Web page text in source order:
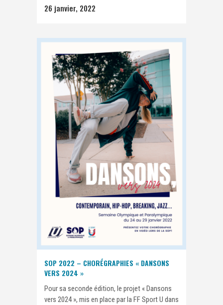
26 janvier, 2022
SOP 2022 – CHORÉGRAPHIES « DANSONS
VERS 2024 »
Pour sa seconde édition, le projet « Dansons
vers 2024 », mis en place par la FF Sport U dans